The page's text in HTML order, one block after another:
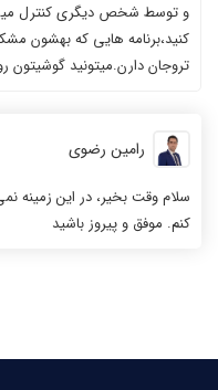
و توسط شخص دیگری کنترل
کنید،برنامه هایی که بهشون
تروجان دارن.میتونید گوشیتون
رامین رضوی
سلام وقت بخیر، در این زمینه
کنم. موفق و پیروز باشید